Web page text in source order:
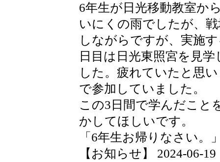
6年生が日光移動教室か
いにくの雨でしたが、
しながらですが、実施
日目は日光東照宮を見
した。疲れていたと思
で参加していました。
この3日間で学んだこと
かしてほしいです。
「6年生お帰りなさい。
【お知らせ】 2024-06-19